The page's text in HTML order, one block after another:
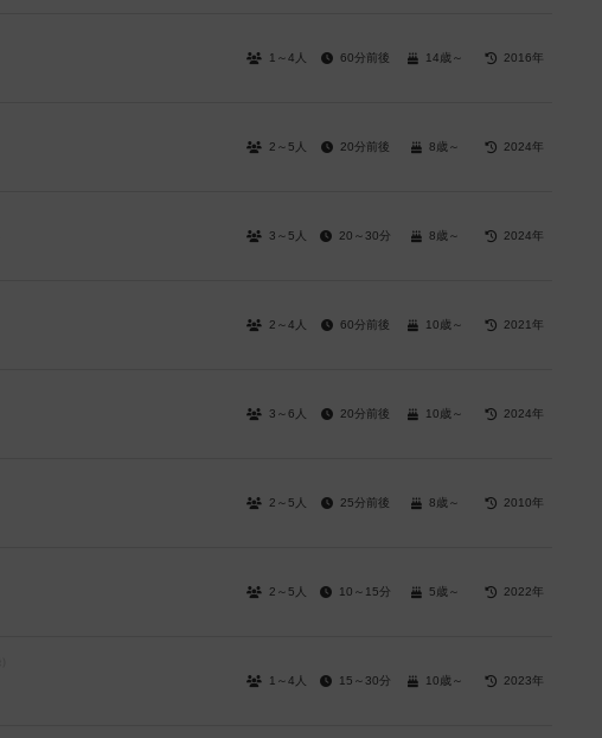
1～4人 60分前後 14歳～ 2016年
2～5人 20分前後 8歳～ 2024年
3～5人 20～30分 8歳～ 2024年
2～4人 60分前後 10歳～ 2021年
3～6人 20分前後 10歳～ 2024年
2～5人 25分前後 8歳～ 2010年
2～5人 10～15分 5歳～ 2022年
1～4人 15～30分 10歳～ 2023年